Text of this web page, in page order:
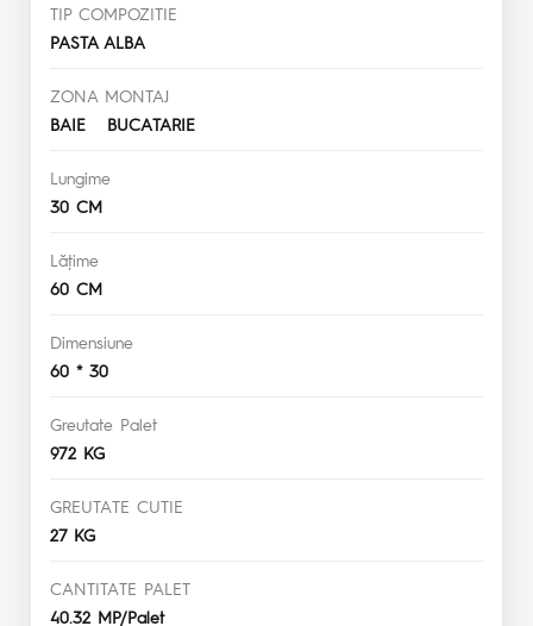
TIP COMPOZITIE
PASTA ALBA
ZONA MONTAJ
BAIE BUCATARIE
Lungime
30 CM
Lăţime
60 CM
Dimensiune
60 * 30
Greutate Palet
972 KG
GREUTATE CUTIE
27 KG
CANTITATE PALET
40.32 MP/Palet